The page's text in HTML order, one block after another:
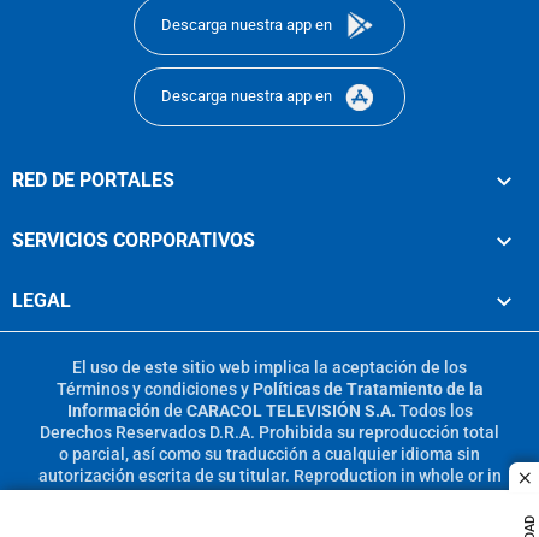
Descarga nuestra app en
Descarga nuestra app en
RED DE PORTALES
SERVICIOS CORPORATIVOS
LEGAL
El uso de este sitio web implica la aceptación de los
Términos y condicionesy Políticas de Tratamiento de la
Información de CARACOL TELEVISIÓN S.A. Todos los
Derechos Reservados D.R.A. Prohibida su reproducción total
o parcial, así como su traducción a cualquier idioma sin
autorización escrita de su titular. Reproduction in whole or in